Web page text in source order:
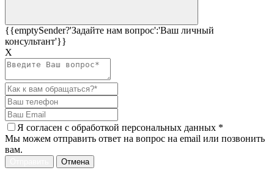
{{emptySender?'Задайте нам вопрос':'Ваш личный
консультант'}}
Х
Я согласен c обработкой персональных данных *
Мы можем отправить ответ на вопрос на email или позвонить
вам.
Отмена